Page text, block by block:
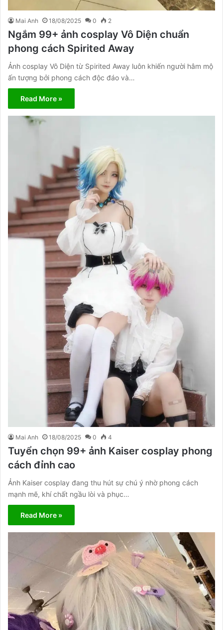
Mai Anh 18/08/2025 0 2
Ngắm 99+ ảnh cosplay Vô Diện chuẩn
phong cách Spirited Away
Ảnh cosplay Vô Diện từ Spirited Away luôn khiến người hâm mộ
ấn tượng bởi phong cách độc đáo và…
Read More »
Mai Anh 18/08/2025 0 4
Tuyển chọn 99+ ảnh Kaiser cosplay phong
cách đỉnh cao
Ảnh Kaiser cosplay đang thu hút sự chú ý nhờ phong cách
mạnh mẽ, khí chất ngầu lòi và phục…
Read More »